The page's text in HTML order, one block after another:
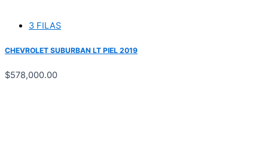
3 FILAS
CHEVROLET SUBURBAN LT PIEL 2019
$578,000.00